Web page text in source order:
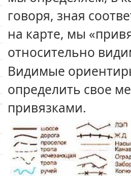
говоря, зная
на карте, мы
относительно
Видимые
определить свое
привязками.